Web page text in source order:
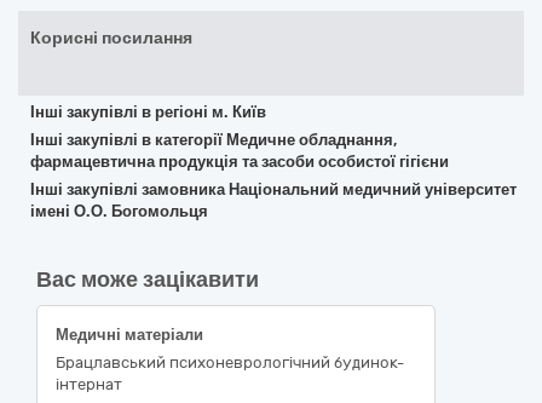
Корисні посилання
Інші закупівлі в регіоні м. Київ
Інші закупівлі в категорії Медичне обладнання,
фармацевтична продукція та засоби особистої гігієни
Інші закупівлі замовника Національний медичний університет
імені О.О. Богомольця
Вас може зацікавити
Медичні матеріали
Брацлавський психоневрологічний будинок-
інтернат